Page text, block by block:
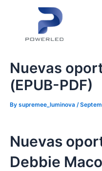
Nuevas
(EPUB-PDF)
By supremee_luminova /
Nuevas
Debbie
navigation